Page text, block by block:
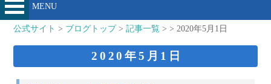
MENU
公式サイト > ブログトップ>記事一覧 > > 2020年5月1日
2020年5月1日